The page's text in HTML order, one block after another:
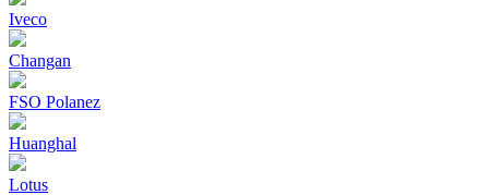
Iveco
Changan
FSO Polanez
Huanghal
Lotus